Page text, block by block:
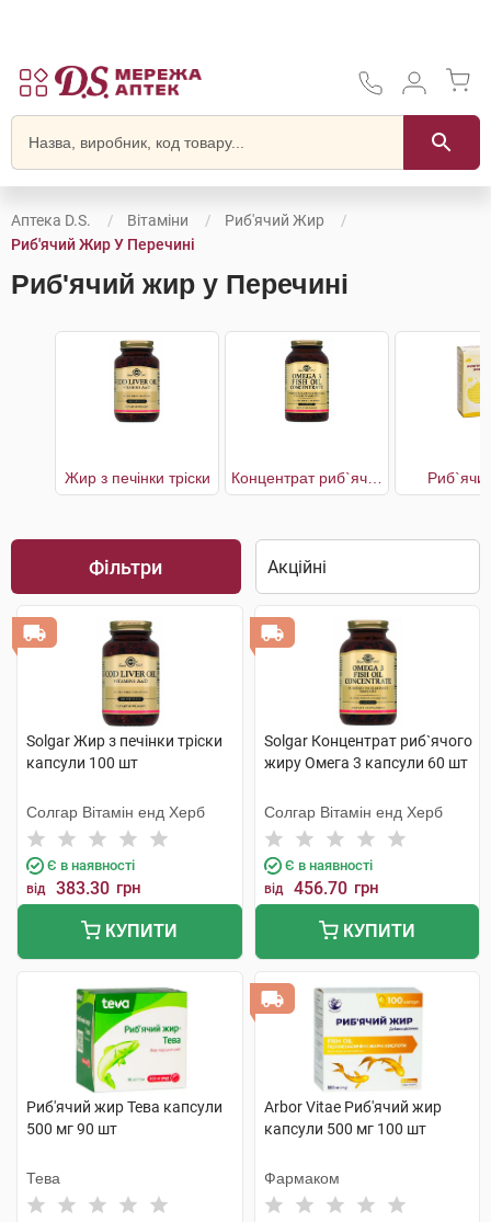
Аптека D.S. Вітаміни
Риб'ячий Жир
Риб'ячий Жир У Перечині
Риб'ячий жир у Перечині
Жир з печінки тріски
Фільтри
Solgar Жир з печінки тріски
капсули 100 шт
Солгар Вітамін енд Херб
Є в наявності
від 383.30 грн
КУПИТИ
Solgar Концентрат риб`ячого
жиру Омега 3 капсули 60 шт
Солгар Вітамін енд Херб
Є в наявності
від 456.70 грн
КУПИТИ
Риб'ячий жир Тева капсули
500 мг 90 шт
Тева
Arbor Vitae Риб'ячий жир
капсули 500 мг 100 шт
Фармаком